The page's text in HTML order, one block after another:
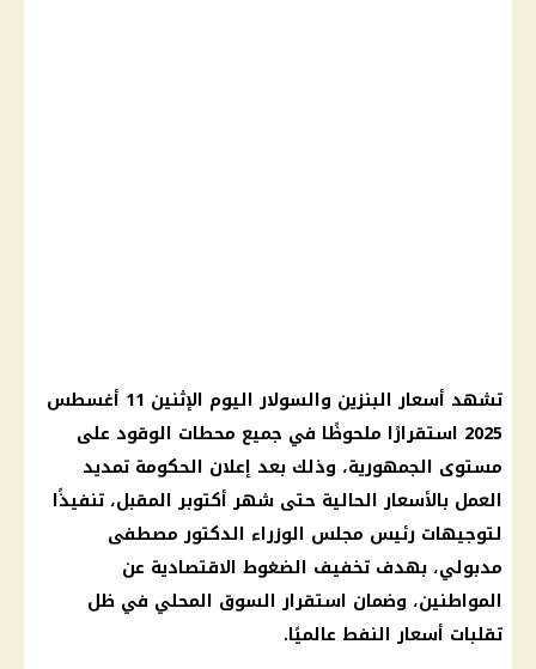
تشهد أسعار البنزين والسولار اليوم الإثنين 11 أغسطس
2025 استقرارًا ملحوظًا في جميع محطات الوقود على
مستوى الجمهورية، وذلك بعد إعلان الحكومة تمديد
العمل بالأسعار الحالية حتى شهر أكتوبر المقبل، تنفيذًا
لتوجيهات رئيس مجلس الوزراء الدكتور مصطفى
مدبولي، بهدف تخفيف الضغوط الاقتصادية عن
المواطنين، وضمان استقرار السوق المحلي في ظل
تقلبات أسعار النفط عالميًا.